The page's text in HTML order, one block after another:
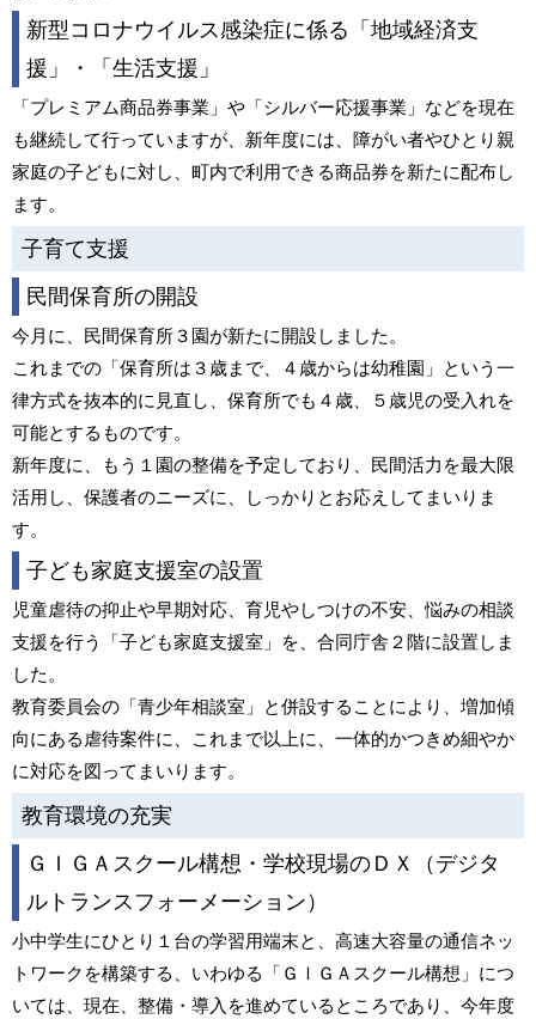
新型コロナウイルス感染症に係る「地域経済支
援」・「生活支援」
「プレミアム商品券事業」や「シルバー応援事業」などを現在
も継続して行っていますが、新年度には、障がい者やひとり親
家庭の子どもに対し、町内で利用できる商品券を新たに配布し
ます。
子育て支援
民間保育所の開設
今月に、民間保育所３園が新たに開設しました。
これまでの「保育所は３歳まで、４歳からは幼稚園」という一
律方式を抜本的に見直し、保育所でも４歳、５歳児の受入れを
可能とするものです。
新年度に、もう１園の整備を予定しており、民間活力を最大限
活用し、保護者のニーズに、しっかりとお応えしてまいりま
す。
子ども家庭支援室の設置
児童虐待の抑止や早期対応、育児やしつけの不安、悩みの相談
支援を行う「子ども家庭支援室」を、合同庁舎２階に設置しま
した。
教育委員会の「青少年相談室」と併設することにより、増加傾
向にある虐待案件に、これまで以上に、一体的かつきめ細やか
に対応を図ってまいります。
教育環境の充実
ＧＩＧＡスクール構想・学校現場のＤＸ（デジタ
ルトランスフォーメーション）
小中学生にひとり１台の学習用端末と、高速大容量の通信ネッ
トワークを構築する、いわゆる「ＧＩＧＡスクール構想」につ
いては、現在、整備・導入を進めているところであり、今年度